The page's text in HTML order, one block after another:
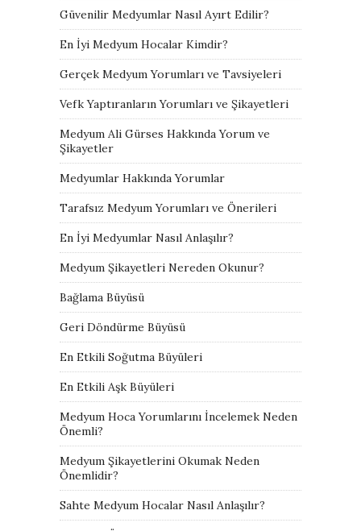
Güvenilir Medyumlar Nasıl Ayırt Edilir?
En İyi Medyum Hocalar Kimdir?
Gerçek Medyum Yorumları ve Tavsiyeleri
Vefk Yaptıranların Yorumları ve Şikayetleri
Medyum Ali Gürses Hakkında Yorum ve
Şikayetler
Medyumlar Hakkında Yorumlar
Tarafsız Medyum Yorumları ve Önerileri
En İyi Medyumlar Nasıl Anlaşılır?
Medyum Şikayetleri Nereden Okunur?
Bağlama Büyüsü
Geri Döndürme Büyüsü
En Etkili Soğutma Büyüleri
En Etkili Aşk Büyüleri
Medyum Hoca Yorumlarını İncelemek Neden
Önemli?
Medyum Şikayetlerini Okumak Neden
Önemlidir?
Sahte Medyum Hocalar Nasıl Anlaşılır?